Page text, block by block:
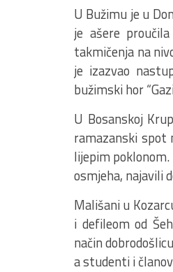
U Bužimu je u
je ašere
takmičenja na
je izazvao
bužimski hor
U Bosanskoj
ramazanski spot
lijepim poklonom.
osmjeha, najavili
Mališani u
i defileom od
način
a studenti i